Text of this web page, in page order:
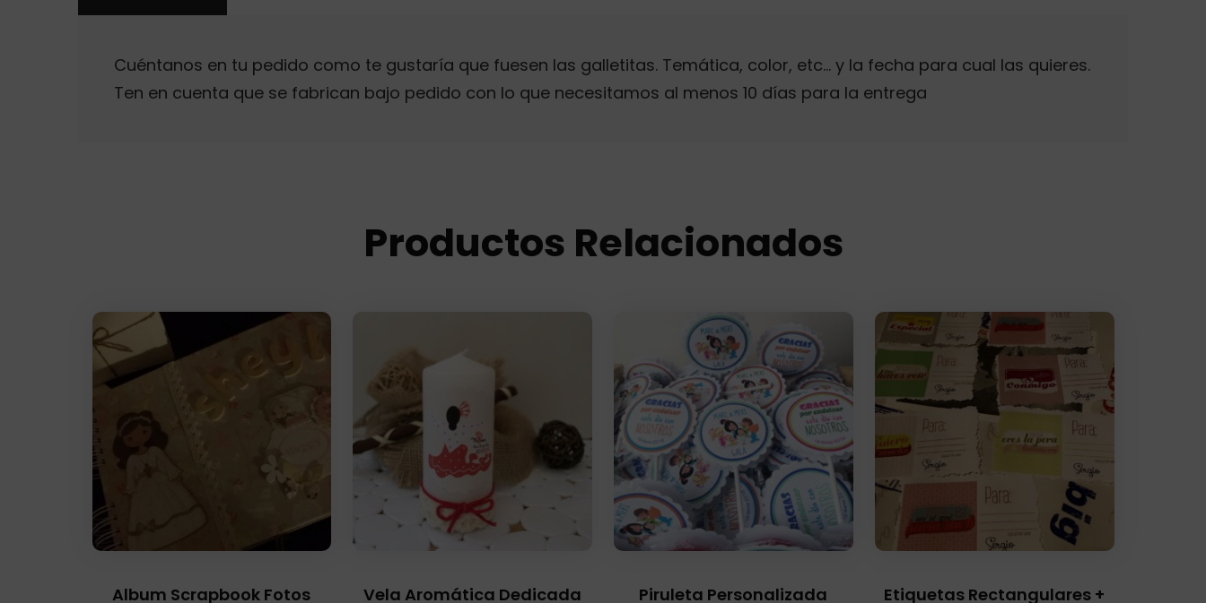
Cuéntanos en tu pedido como te gustaría que fuesen las galletitas. Temática, color, etc… y la fecha para cual las quieres.
Ten en cuenta que se fabrican bajo pedido con lo que necesitamos al menos 10 días para la entrega
Productos Relacionados
Album Scrapbook Fotos Vela Aromática Dedicada Piruleta Personalizada Etiquetas Rectangulares +